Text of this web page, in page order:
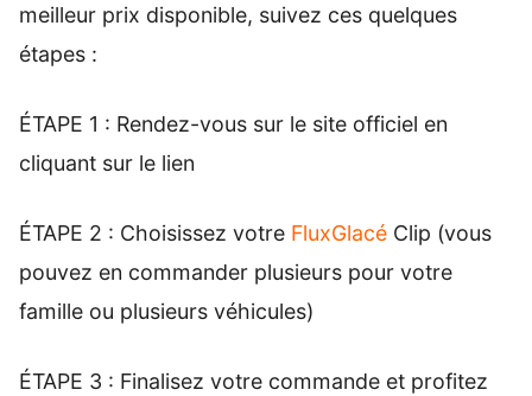
meilleur prix disponible, suivez ces quelques
étapes :
ÉTAPE 1 : Rendez-vous sur le site officiel en
cliquant sur le lien
ÉTAPE 2 : Choisissez votre FluxGlacé Clip (vous
pouvez en commander plusieurs pour votre
famille ou plusieurs véhicules)
ÉTAPE 3 : Finalisez votre commande et profitez